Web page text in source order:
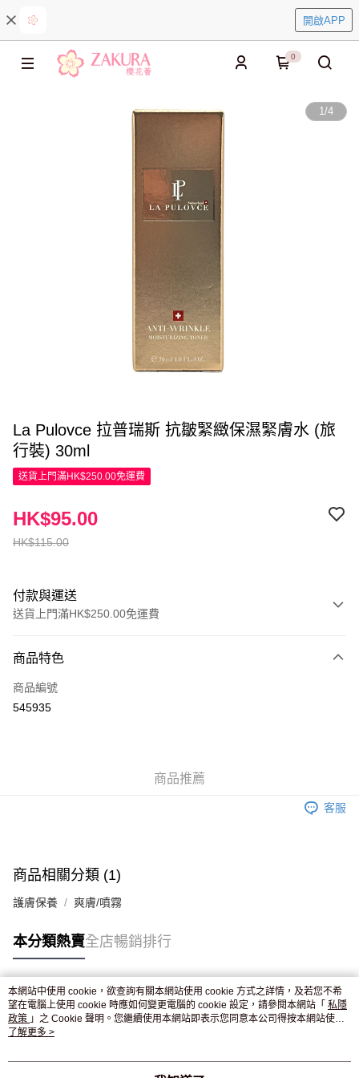
開啟APP
0
1/4
La Pulovce 拉普瑞斯 抗皺緊緻保濕緊膚水 (旅
行裝) 30ml
送貨上門滿HK$250.00免運費
HK$115.00
HK$95.00
付款與運送
送貨上門滿HK$250.00免運費
信用卡
Apple Pay
付款後門市自取，訂單確認後2-4個工作天到店，7天內取。逾期後
商品特色
商品編號
545935
商品推薦
客服
商品相關分類 (1)
護膚保養 爽膚/噴霧
本分類熱賣全店暢銷排行
熱門標籤
熱銷排行
本網站中使用 cookie，欲查詢有關本網站使用 cookie 方式之詳情，及若您不希
望在電腦上使用 cookie 時應如何變更電腦的 cookie 設定，請參閱本網站「 私隱
政策 」之 Cookie 聲明。您繼續使用本網站即表示您同意本公司得按本網站使用
條款之 Cookie 聲明使用 cookie。
了解更多 >